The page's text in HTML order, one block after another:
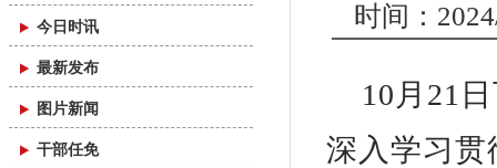
今日时讯
最新发布
图片新闻
干部任免
时间：
10月21
深入学习贯